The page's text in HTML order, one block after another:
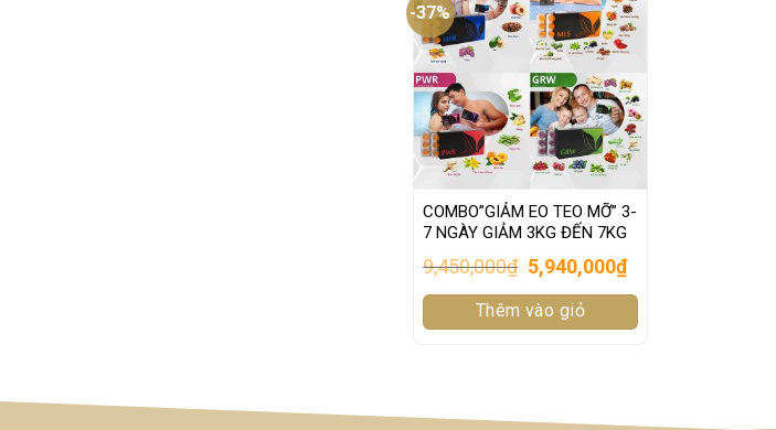
-37%
COMBO”GIẢM EO TEO MỠ” 3-
7 NGÀY GIẢM 3KG ĐẾN 7KG
9,450,000₫ Original
price
was:
9,450,000₫.
5,940,000₫Current
price
is:
Thêm vào giỏ